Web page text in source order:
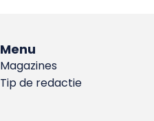
Menu
Magazines
Tip de redactie